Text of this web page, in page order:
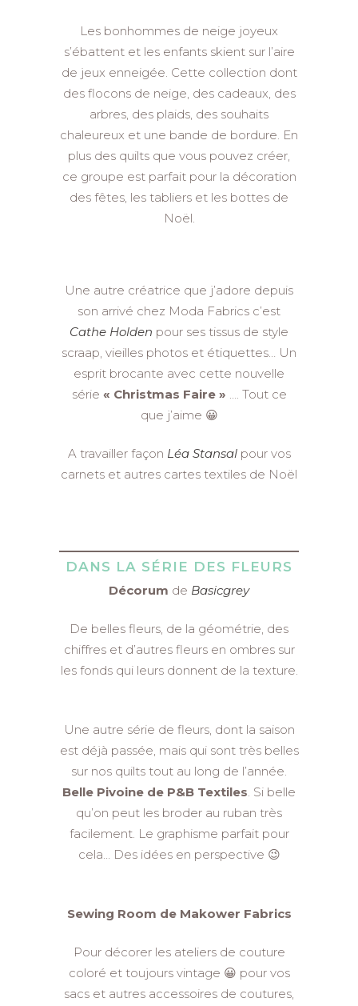
Les bonhommes de neige joyeux
s’ébattent et les enfants skient sur l’aire
de jeux enneigée. Cette collection dont
des flocons de neige, des cadeaux, des
arbres, des plaids, des souhaits
chaleureux et une bande de bordure. En
plus des quilts que vous pouvez créer,
ce groupe est parfait pour la décoration
des fêtes, les tabliers et les bottes de
Noël.
Une autre créatrice que j’adore depuis
son arrivé chez Moda Fabrics c’est
Cathe Holden pour ses tissus de style
scraap, vieilles photos et étiquettes… Un
esprit brocante avec cette nouvelle
série « Christmas Faire » …. Tout ce
que j’aime 😀
A travailler façon Léa Stansal pour vos
carnets et autres cartes textiles de Noël
DANS LA SÉRIE DES FLEURS
Décorum de Basicgrey
De belles fleurs, de la géométrie, des
chiffres et d’autres fleurs en ombres sur
les fonds qui leurs donnent de la texture.
Une autre série de fleurs, dont la saison
est déjà passée, mais qui sont très belles
sur nos quilts tout au long de l’année.
Belle Pivoine de P&B Textiles. Si belle
qu’on peut les broder au ruban très
facilement. Le graphisme parfait pour
cela… Des idées en perspective 😉
Sewing Room de Makower Fabrics
Pour décorer les ateliers de couture
coloré et toujours vintage 😀 pour vos
sacs et autres accessoires de coutures,